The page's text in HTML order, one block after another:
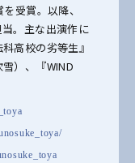
受賞。以降、
。主な出演作に
高校の劣等生』
）、『WIND